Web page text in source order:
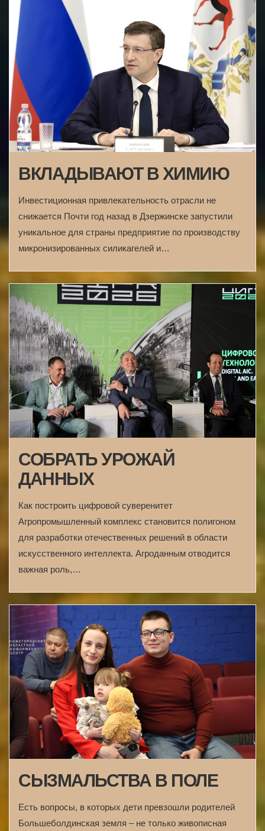
ВКЛАДЫВАЮТ В ХИМИЮ
Инвестиционная привлекательность отрасли не
снижается Почти год назад в Дзержинске запустили
уникальное для страны предприятие по производству
микронизированных силикагелей и…
СОБРАТЬ УРОЖАЙ
ДАННЫХ
Как построить цифровой суверенитет
Агропромышленный комплекс становится полигоном
для разработки отечественных решений в области
искусственного интеллекта. Агроданным отводится
важная роль,…
СЫЗМАЛЬСТВА В ПОЛЕ
Есть вопросы, в которых дети превзошли родителей
Большеболдинская земля – не только живописная